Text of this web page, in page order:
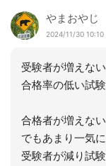
やまおやじ
2024/11/30 10:10
受験者が増えな
合格率の低い試
合格者が増えな
でもあまり一気
受験者が減り試